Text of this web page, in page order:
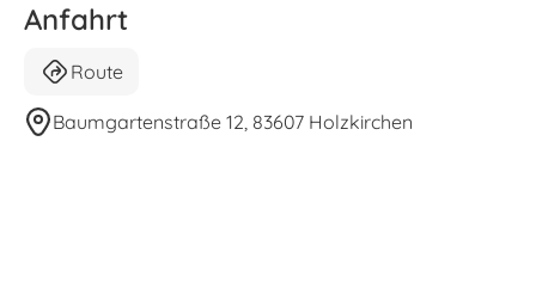
Anfahrt
Route
Baumgartenstraße 12, 83607 Holzkirchen